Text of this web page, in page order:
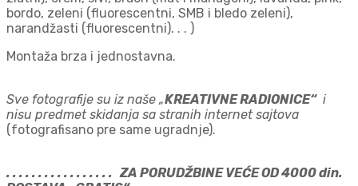
bordo, zeleni (fluorescentni, SMB i bledo zeleni),
narandžasti (fluorescentni). . . )
Montaža brza i jednostavna.
Sve fotografije su iz naše „KREATIVNE RADIONICE“i
nisu predmet skidanja sa stranih internet sajtova
(fotografisano pre same ugradnje).
. . . . . . . . . . . . . . . . . ZA PORUDŽBINE VEĆE OD 4000 din.